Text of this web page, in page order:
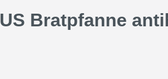
Bratpfanne